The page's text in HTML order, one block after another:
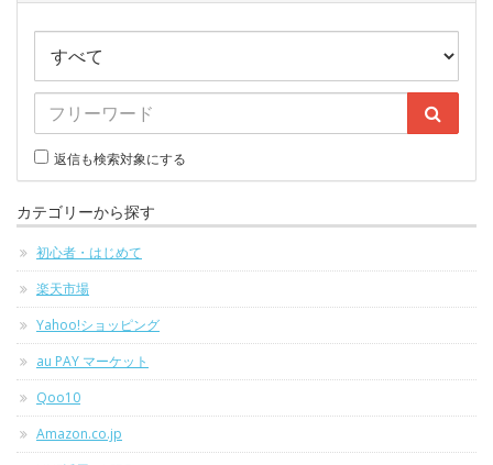
返信も検索対象にする
カテゴリーから探す
初心者・はじめて
楽天市場
Yahoo!ショッピング
au PAY マーケット
Qoo10
Amazon.co.jp